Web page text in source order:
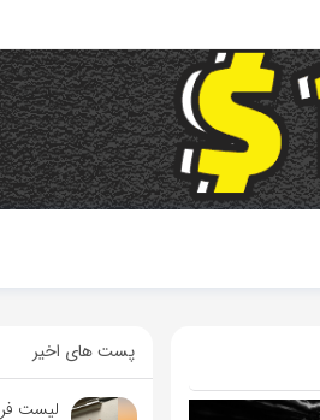
پست های اخیر
لیست